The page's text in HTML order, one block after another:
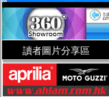
讀者圖片分享區